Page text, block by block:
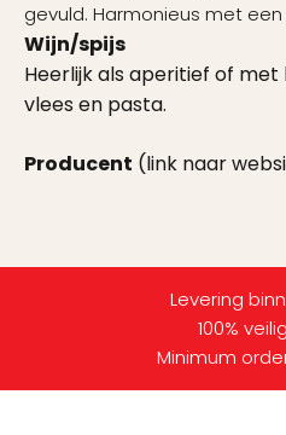
gevuld. Harmonieus met
Wijn/spijs
Heerlijk als aperitief of met
vlees en pasta.
Producent (link naar
Levering
100%
Minimum